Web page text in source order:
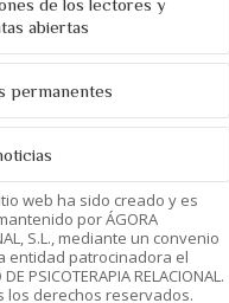
de los lectores y
abiertas
permanentes
web ha sido creado y es
por ÁGORA
S.L., mediante un convenio
entidad patrocinadora el
PSICOTERAPIA RELACIONAL.
los derechos reservados.